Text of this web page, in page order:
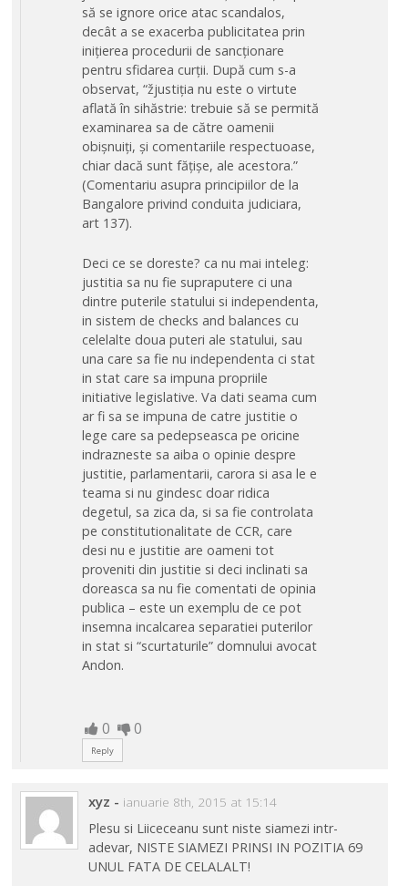
să se ignore orice atac scandalos,
decât a se exacerba publicitatea prin
inițierea procedurii de sancționare
pentru sfidarea curții. După cum s-a
observat, “žjustiția nu este o virtute
aflată în sihăstrie: trebuie să se permită
examinarea sa de către oamenii
obișnuiți, și comentariile respectuoase,
chiar dacă sunt fățișe, ale acestora.”
(Comentariu asupra principiilor de la
Bangalore privind conduita judiciara,
art 137).
Deci ce se doreste? ca nu mai inteleg:
justitia sa nu fie supraputere ci una
dintre puterile statului si independenta,
in sistem de checks and balances cu
celelalte doua puteri ale statului, sau
una care sa fie nu independenta ci stat
in stat care sa impuna propriile
initiative legislative. Va dati seama cum
ar fi sa se impuna de catre justitie o
lege care sa pedepseasca pe oricine
indrazneste sa aiba o opinie despre
justitie, parlamentarii, carora si asa le e
teama si nu gindesc doar ridica
degetul, sa zica da, si sa fie controlata
pe constitutionalitate de CCR, care
desi nu e justitie are oameni tot
proveniti din justitie si deci inclinati sa
doreasca sa nu fie comentati de opinia
publica – este un exemplu de ce pot
insemna incalcarea separatiei puterilor
in stat si “scurtaturile” domnului avocat
Andon.
0 0
Reply
xyz - ianuarie 8th, 2015 at 15:14
Plesu si Liiceceanu sunt niste siamezi intr-
adevar, NISTE SIAMEZI PRINSI IN POZITIA 69
UNUL FATA DE CELALALT!